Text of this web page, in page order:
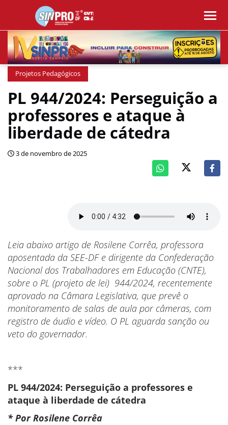
Projetos Pedagógicos
PL 944/2024: Perseguição a
professores e ataque à
liberdade de cátedra
3 de novembro de 2025
Leia abaixo artigo de Rosilene Corrêa, professora
aposentada da SEE-DF e dirigente da Confederação
Nacional dos Trabalhadores em Educação (CNTE),
sobre o PL (projeto de lei) 944/2024, recentemente
aprovado na Câmara Legislativa, que prevê o
monitoramento de salas de aula por câmeras, com
registro de áudio e vídeo. O PL aguarda sanção ou
veto do governador.
***
PL 944/2024: Perseguição a professores e
ataque à liberdade de cátedra
* Por Rosilene Corrêa